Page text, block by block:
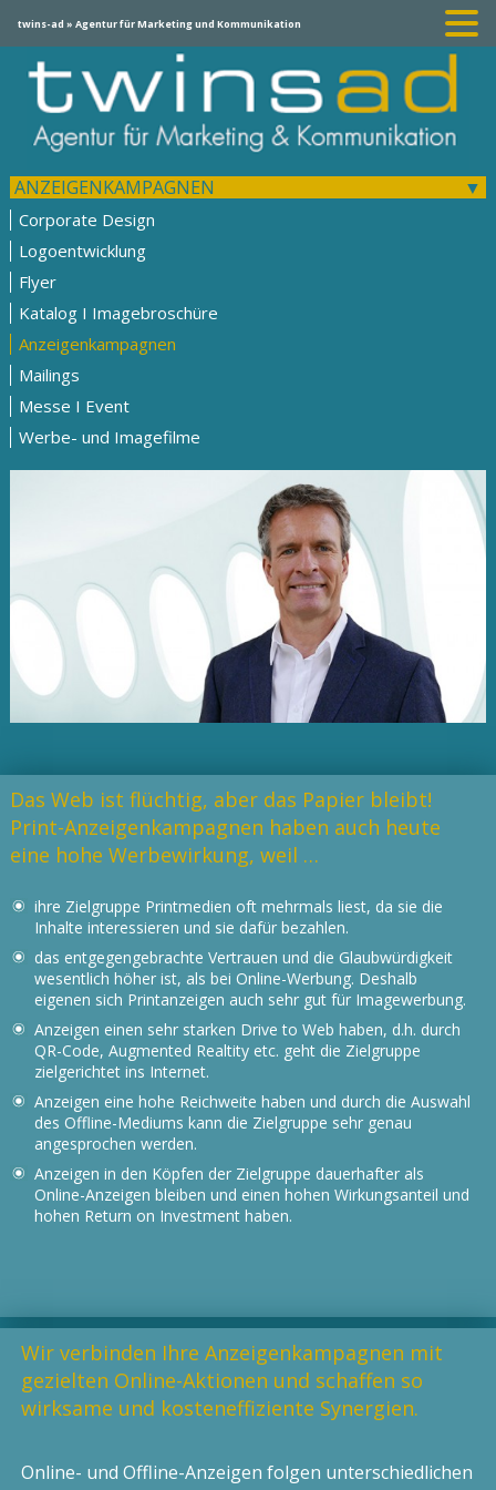
ANZEIGENKAMPAGNEN
Corporate Design
Logoentwicklung
Flyer
Katalog I Imagebroschüre
Anzeigenkampagnen
Mailings
Messe I Event
Werbe- und Imagefilme
Das Web ist flüchtig, aber das Papier bleibt!
Print-Anzeigenkampagnen haben auch heute
eine hohe Werbewirkung, weil …
ihre Zielgruppe Printmedien oft mehrmals liest, da sie die
Inhalte interessieren und sie dafür bezahlen.
das entgegengebrachte Vertrauen und die Glaubwürdigkeit
wesentlich höher ist, als bei Online-Werbung. Deshalb
eigenen sich Printanzeigen auch sehr gut für Imagewerbung.
Anzeigen einen sehr starken Drive to Web haben, d.h. durch
QR-Code, Augmented Realtity etc. geht die Zielgruppe
zielgerichtet ins Internet.
Anzeigen eine hohe Reichweite haben und durch die Auswahl
des Offline-Mediums kann die Zielgruppe sehr genau
angesprochen werden.
Anzeigen in den Köpfen der Zielgruppe dauerhafter als
Online-Anzeigen bleiben und einen hohen Wirkungsanteil und
hohen Return on Investment haben.
Wir verbinden Ihre Anzeigenkampagnen mit
gezielten Online-Aktionen und schaffen so
wirksame und kosteneffiziente Synergien.
Online- und Offline-Anzeigen folgen unterschiedlichen
twins-ad » Agentur für Marketing und Kommunikation